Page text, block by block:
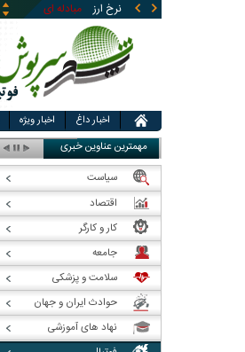
نرخ ارز مبادله ای قیمت طلا
اخبار داغ اخبار ویژه
مهمترین عناوین خبری
سیاست
اقتصاد
کار و کارگر
جامعه
سلامت و پزشکی
حوادث ایران و جهان
نهاد های آموزشی